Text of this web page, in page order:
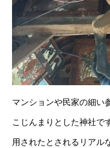
マンションや民家の細い
こじんまりとした神社で
用されたとされるリアル